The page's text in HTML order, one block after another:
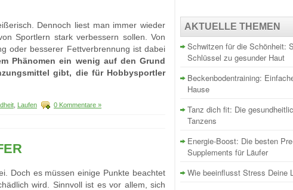
Dennoch liest man immer wieder
Sportlern stark verbessern sollen. Von
oder besserer Fettverbrennung ist dabei
Phänomen ein wenig auf den Grund
gibt, die für Hobbysportler
Laufen 0 Kommentare »
Doch es müssen einige Punkte beachtet
wird. Sinnvoll ist es vor allem, sich
AKTUELLE THEMEN
Schwitzen für die Schönheit:
Schlüssel zu gesunder Haut
Beckenbodentraining:
Hause
Tanz dich fit: Die
Tanzens
Energie-Boost: Die besten
Supplements für Läufer
Wie beeinflusst Stress Deine